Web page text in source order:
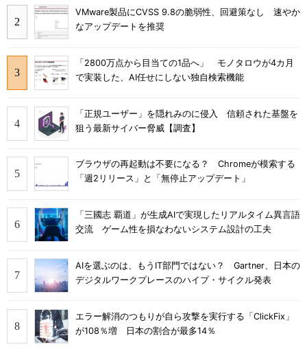
VMware製品にCVSS 9.8の脆弱性、回避策なし 速やか
なアップデートを推奨
「2800万点から目当ての1品へ」 モノタロウが4カ月
で実装した、AI任せにしない独自検索機能
「正規ユーザー」を隠れみのに侵入 信頼された基盤を
狙う最新サイバー脅威【調査】
ブラウザの再起動は不要になる？ Chromeが模索する
「週2リリース」と「無停止アップデート」
「三國志 覇道」が生成AIで実現したリアルタイム異言語
交流 ゲーム性を損なわないシステム設計の工夫
AIを選ぶのは、もうIT部門ではない？ Gartner、日本の
デジタルワークプレースのハイプ・サイクル発表
エラー解消のつもりが自ら攻撃を実行する「ClickFix」
が108％増 日本の割合が最多14％